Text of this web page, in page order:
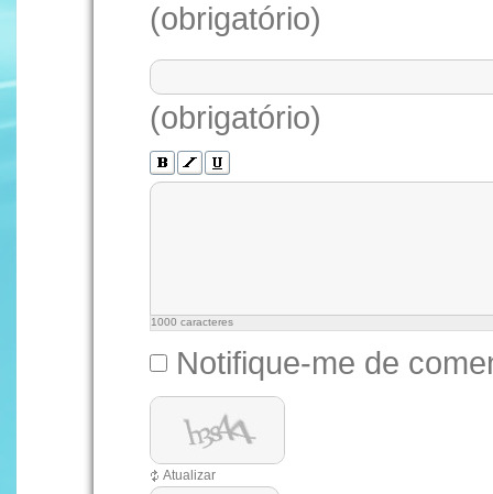
(obrigatório)
(obrigatório)
1000 caracteres
Notifique-me de
Atualizar